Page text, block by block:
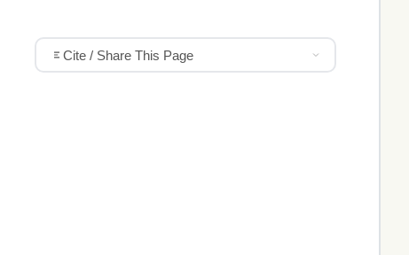
Cite / Share This Page